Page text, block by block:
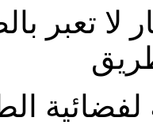
لا تعبر